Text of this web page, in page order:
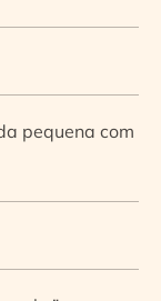
pequena com